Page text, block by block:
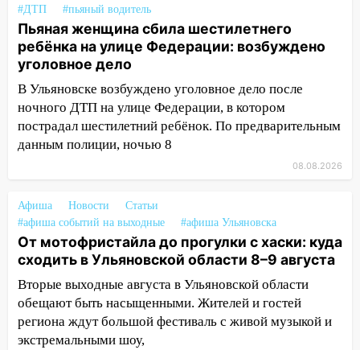
07:50
Какая погоды будет днем 8
августа
06:45 Императорский мост в
Ульяновске останется закрытым до
утра 10 августа
05:18 Судьба готовит сюрприз: гороскоп
на 8 августа — кому повезет с
деньгами, а кого ждет неожиданная
04:47
В Ульяновской области объявили
ракетную опасность: звучат сирены
07.08.2026
20:40
купить тракторы с отсрочкой платежа
до декабря
19:34 В следственном управлении
#ДТП
#пьяный водитель
Пьяная женщина сбила шестилетнего
ребёнка на улице Федерации: возбуждено
уголовное дело
В Ульяновске возбуждено уголовное дело после
ночного ДТП на улице Федерации, в котором
пострадал шестилетний ребёнок. По предварительным
данным полиции, ночью 8
08.08.2026
Афиша Новости
Статьи
#афиша событий на выходные
#афиша Ульяновска
От мотофристайла до прогулки с хаски: куда
сходить в Ульяновской области 8–9 августа
Вторые выходные августа в Ульяновской области
обещают быть насыщенными. Жителей и гостей
региона ждут большой фестиваль с живой музыкой и
экстремальными шоу,